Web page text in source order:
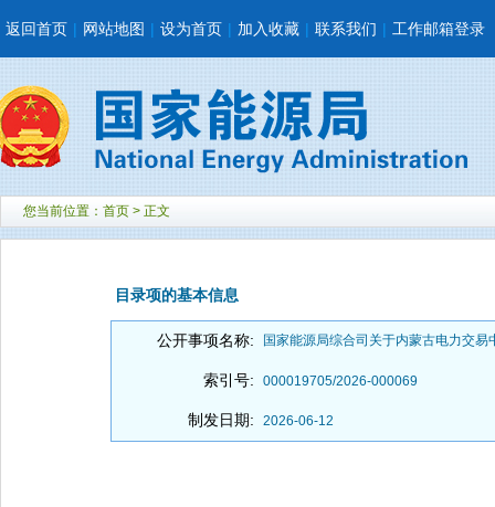
返回首页 | 网站地图 | 设为首页 | 加入收藏 | 联系我们 | 工作邮箱登录
您当前位置： 首页 > 正文
目录项的基本信息
公开事项名称: 国家能源局综合司关于内蒙古电力交
索引号: 000019705/2026-000069
制发日期: 2026-06-12